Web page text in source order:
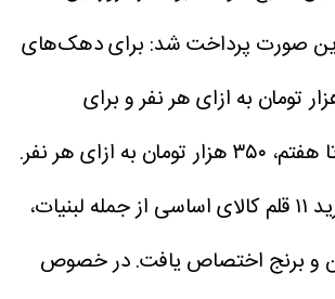
این صورت پرداخت شد: برای دهک‌های
تا سوم، ۵۰۰ هزار تومان به ازای هر نفر و برای
دهک‌های چهارم تا هفتم، ۳۵۰ هزار تومان به ازای هر نفر.
این مبالغ برای خرید ۱۱ قلم کالای اساسی از جمله لبنیات،
و برنج اختصاص یافت.در خصوص